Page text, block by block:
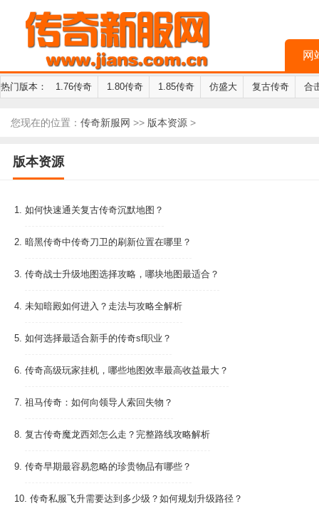
网
热门版本： 1.76传奇 1.80传奇 1.85传奇 仿盛大 复古传奇 合
您现在的位置： 传奇新服网 >> 版本资源 >
版本资源
1. 如何快速通关复古传奇沉默地图？
2. 暗黑传奇中传奇刀卫的刷新位置在哪里？
3. 传奇战士升级地图选择攻略，哪块地图最适合？
4. 未知暗殿如何进入？走法与攻略全解析
5. 如何选择最适合新手的传奇sf职业？
6. 传奇高级玩家挂机，哪些地图效率最高收益最大？
7. 祖马传奇：如何向领导人索回失物？
8. 复古传奇魔龙西郊怎么走？完整路线攻略解析
9. 传奇早期最容易忽略的珍贵物品有哪些？
10. 传奇私服飞升需要达到多少级？如何规划升级路径？